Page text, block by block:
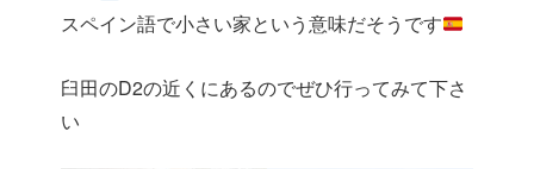
スペイン語で小さい家という意味だそうです
臼田のD2の近くにあるのでぜひ行ってみて下さ
い